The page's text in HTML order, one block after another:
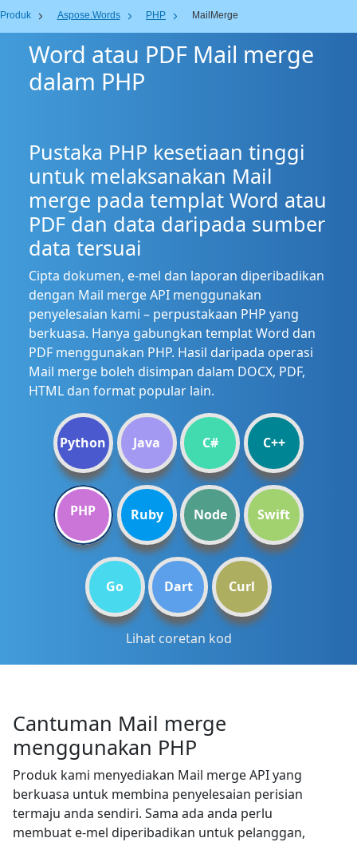
Produk Aspose.Words PHP MailMerge
Word atau PDF Mail merge
dalam PHP
Pustaka PHP kesetiaan tinggi
untuk melaksanakan Mail
merge pada templat Word atau
PDF dan data daripada sumber
data tersuai
Cipta dokumen, e-mel dan laporan diperibadikan
dengan Mail merge API menggunakan
penyelesaian kami – perpustakaan PHP yang
berkuasa. Hanya gabungkan templat Word dan
PDF menggunakan PHP. Hasil daripada operasi
Mail merge boleh disimpan dalam DOCX, PDF,
HTML dan format popular lain.
Python Java C# C++
PHP Ruby Node Swift
Go Dart Curl
Lihat coretan kod
Cantuman Mail merge
menggunakan PHP
Produk kami menyediakan Mail merge API yang
berkuasa untuk membina penyelesaian perisian
termaju anda sendiri. Sama ada anda perlu
membuat e-mel diperibadikan untuk pelanggan,